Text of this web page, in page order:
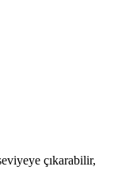
çıkarabilir,